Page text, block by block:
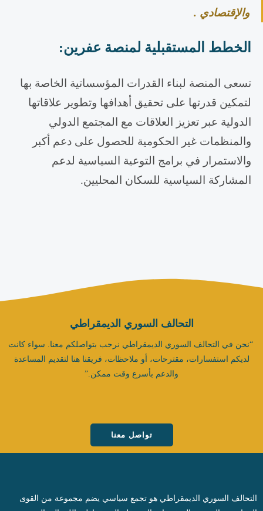
والإقتصادي .
الخطط المستقبلية لمنصة عفرين:
تسعى المنصة لبناء القدرات المؤسساتية الخاصة بها
لتمكين قدرتها على تحقيق أهدافها وتطوير علاقاتها
الدولية عبر تعزيز العلاقات مع المجتمع الدولي
والمنظمات غير الحكومية للحصول على دعم أكبر
والاستمرار في برامج التوعية السياسية لدعم
المشاركة السياسية للسكان المحليين.
التحالف السوري الديمقراطي
“نحن في التحالف السوري الديمقراطي نرحب بتواصلكم معنا. سواء كانت
لديكم استفسارات، مقترحات، أو ملاحظات، فريقنا هنا لتقديم المساعدة
والدعم بأسرع وقت ممكن.”
تواصل معنا
التحالف السوري الديمقراطي هو تجمع سياسي يضم مجموعة من القوى